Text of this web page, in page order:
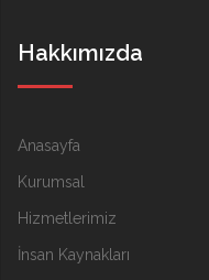
Hakkımızda
Anasayfa
Kurumsal
Hizmetlerimiz
İnsan Kaynakları